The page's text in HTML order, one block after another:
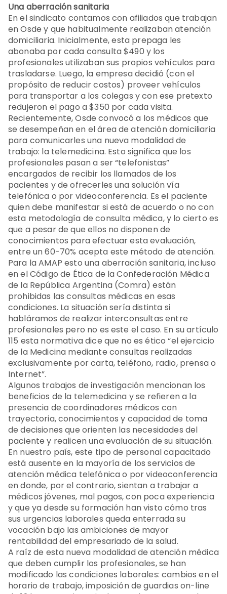
Una aberración sanitaria
En el sindicato contamos con afiliados que trabajan
en Osde y que habitualmente realizaban atención
domiciliaria. Inicialmente, esta prepaga les
abonaba por cada consulta $490 y los
profesionales utilizaban sus propios vehículos para
trasladarse. Luego, la empresa decidió (con el
propósito de reducir costos) proveer vehículos
para transportar a los colegas y con ese pretexto
redujeron el pago a $350 por cada visita.
Recientemente, Osde convocó a los médicos que
se desempeñan en el área de atención domiciliaria
para comunicarles una nueva modalidad de
trabajo: la telemedicina. Esto significa que los
profesionales pasan a ser “telefonistas”
encargados de recibir los llamados de los
pacientes y de ofrecerles una solución vía
telefónica o por videoconferencia. Es el paciente
quien debe manifestar si está de acuerdo o no con
esta metodología de consulta médica, y lo cierto es
que a pesar de que ellos no disponen de
conocimientos para efectuar esta evaluación,
entre un 60-70% acepta este método de atención.
Para la AMAP esto una aberración sanitaria, incluso
en el Código de Ética de la Confederación Médica
de la República Argentina (Comra) están
prohibidas las consultas médicas en esas
condiciones. La situación sería distinta si
habláramos de realizar interconsultas entre
profesionales pero no es este el caso. En su artículo
115 esta normativa dice que no es ético “el ejercicio
de la Medicina mediante consultas realizadas
exclusivamente por carta, teléfono, radio, prensa o
Internet”.
Algunos trabajos de investigación mencionan los
beneficios de la telemedicina y se refieren a la
presencia de coordinadores médicos con
trayectoria, conocimientos y capacidad de toma
de decisiones que orienten las necesidades del
paciente y realicen una evaluación de su situación.
En nuestro país, este tipo de personal capacitado
está ausente en la mayoría de los servicios de
atención médica telefónica o por videoconferencia
en donde, por el contrario, sientan a trabajar a
médicos jóvenes, mal pagos, con poca experiencia
y que ya desde su formación han visto cómo tras
sus urgencias laborales queda enterrada su
vocación bajo las ambiciones de mayor
rentabilidad del empresariado de la salud.
A raíz de esta nueva modalidad de atención médica
que deben cumplir los profesionales, se han
modificado las condiciones laborales: cambios en el
horario de trabajo, imposición de guardias on-line